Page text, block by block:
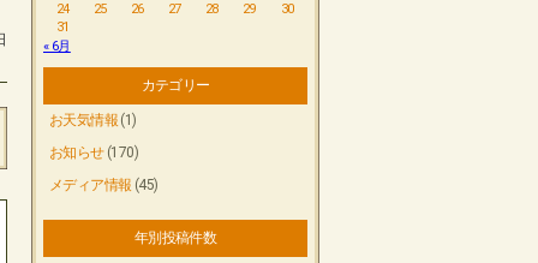
24
25 26 27 28 29
30
31
« 6月
カテゴリー
お天気情報 (1)
お知らせ(170)
メディア情報 (45)
年別投稿件数